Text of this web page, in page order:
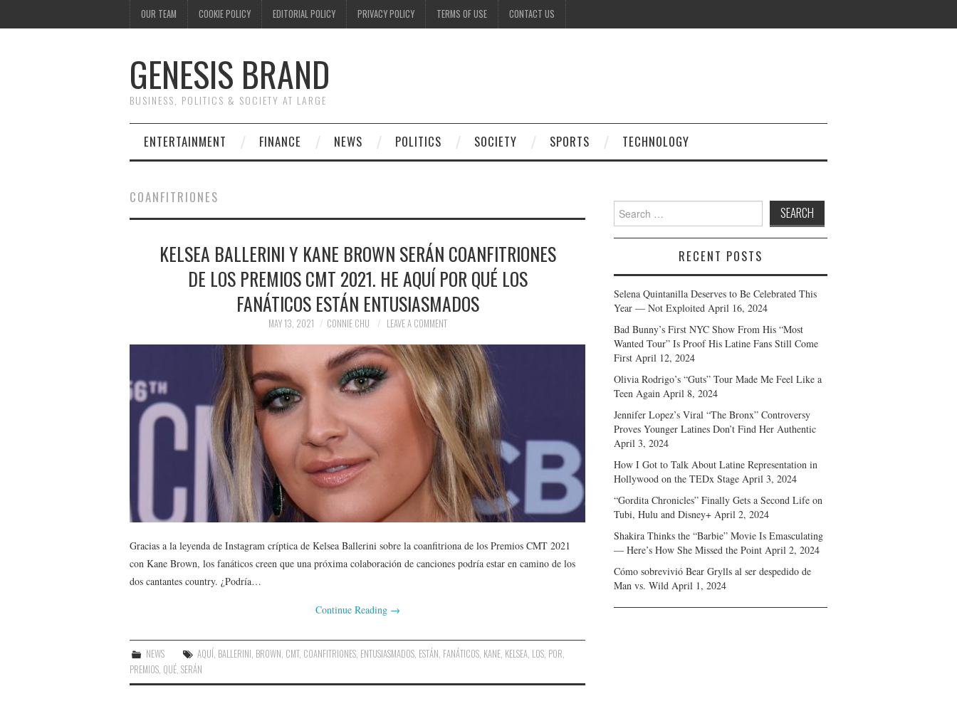
OUR TEAM COOKIE POLICY EDITORIAL POLICY PRIVACY POLICY TERMS OF USE CONTACT US
GENESIS BRAND
BUSINESS, POLITICS & SOCIETY AT LARGE
ENTERTAINMENT FINANCE NEWS POLITICS SOCIETY SPORTS TECHNOLOGY
COANFITRIONES
KELSEA BALLERINI Y KANE BROWN SERÁN COANFITRIONES
DE LOS PREMIOS CMT 2021. HE AQUÍ POR QUÉ LOS
FANÁTICOS ESTÁN ENTUSIASMADOS
MAY 13, 2021 CONNIE CHU LEAVE A COMMENT
Gracias a la leyenda de Instagram críptica de Kelsea Ballerini sobre la coanfitriona de los Premios CMT 2021
con Kane Brown, los fanáticos creen que una próxima colaboración de canciones podría estar en camino de los
dos cantantes country. ¿Podría…
Continue Reading →
NEWS AQUÍ BALLERINI BROWN CMT, COANFITRIONES ENTUSIASMADOS ESTÁN FANÁTICOS KANE KELSEA LOS POR
PREMIOS QUÉ SERÁN
Search
for:
RECENT POSTS
Selena Quintanilla Deserves to Be Celebrated This
Year — Not Exploited April 16, 2024
Bad Bunny’s First NYC Show From His “Most
Wanted Tour” Is Proof His Latine Fans Still Come
First April 12, 2024
Olivia Rodrigo’s “Guts” Tour Made Me Feel Like a
Teen Again April 8, 2024
Jennifer Lopez’s Viral “The Bronx” Controversy
Proves Younger Latines Don’t Find Her Authentic
April 3, 2024
How I Got to Talk About Latine Representation in
Hollywood on the TEDx Stage April 3, 2024
“Gordita Chronicles” Finally Gets a Second Life on
Tubi, Hulu and Disney+ April 2, 2024
Shakira Thinks the “Barbie” Movie Is Emasculating
— Here’s How She Missed the Point April 2, 2024
Cómo sobrevivió Bear Grylls al ser despedido de
Man vs. Wild April 1, 2024